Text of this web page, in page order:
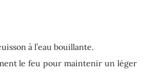
à l’eau bouillante.
le feu pour maintenir un léger